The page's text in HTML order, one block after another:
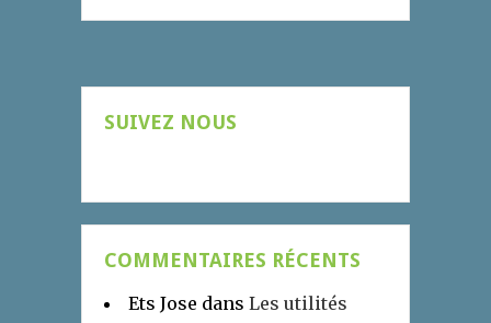
SUIVEZ NOUS
COMMENTAIRES RÉCENTS
Ets Jose dans Les utilités